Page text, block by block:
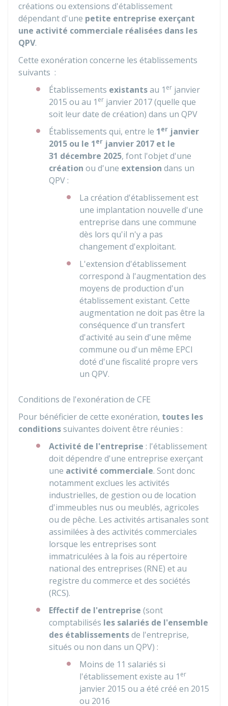
créations ou extensions d'établissement
dépendant d'une petite entreprise exerçant
une activité commerciale réalisées dans les
QPV.
Cette exonération concerne les établissements
suivants :
Établissements existantsau 1 er janvier
2015 ou au 1 er janvier 2017 (quelle que
soit leur date de création) dans un QPV
Établissements qui, entre le 1er janvier
2015 ou le 1er janvier 2017 et le
31 décembre 2025, font l'objet d'une
création ou d'une extension dans un
QPV :
La création d'établissement est
une implantation nouvelle d'une
entreprise dans une commune
dès lors qu'il n'y a pas
changement d'exploitant.
L'extension d'établissement
correspond à l'augmentation des
moyens de production d'un
établissement existant. Cette
augmentation ne doit pas être la
conséquence d'un transfert
d'activité au sein d'une même
commune ou d'un même EPCI
doté d'une fiscalité propre vers
un QPV.
Conditions de l'exonération de CFE
Pour bénéficier de cette exonération, toutes les
conditionssuivantes doivent être réunies :
Activité de l'entreprise : l'établissement
doit dépendre d'une entreprise exerçant
une activité commerciale. Sont donc
notamment exclues les activités
industrielles, de gestion ou de location
d'immeubles nus ou meublés, agricoles
ou de pêche. Les activités artisanales sont
assimilées à des activités commerciales
lorsque les entreprises sont
immatriculées à la fois au répertoire
national des entreprises (RNE) et au
registre du commerce et des sociétés
(RCS).
Effectif de l'entreprise (sont
comptabilisés les salariés de l'ensemble
des établissementsde l'entreprise,
situés ou non dans un QPV) :
Moins de 11 salariés si
l'établissement existe au 1 er
janvier 2015 ou a été créé en 2015
ou 2016